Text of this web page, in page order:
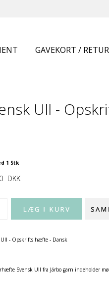
GAVEKORT /
Ull -
1 Stk
DKK
Ull - Opskrifts hæfte - Dansk
Svensk Ull fra Järbo garn indeholder